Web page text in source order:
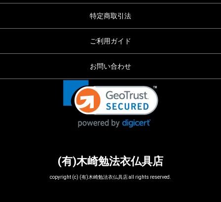
特定商取引法
ご利用ガイド
お問い合わせ
(有)木崎勉法衣仏具店
copyright (c) (有)木崎勉法衣仏具店 all rights reserved.